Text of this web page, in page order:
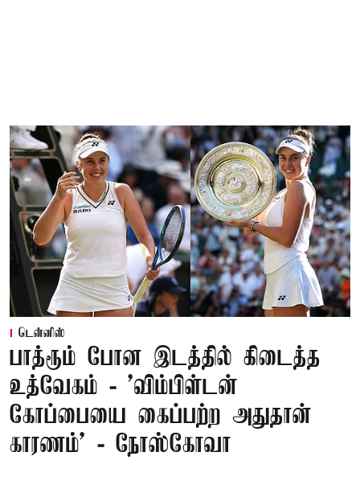
டென்னிஸ்
பாத்ரூம் போன இடத்தில் கிடைத்த
உத்வேகம் - ’விம்பிள்டன்
கோப்பையை கைப்பற்ற அதுதான்
காரணம்’ - நோஸ்கோவா